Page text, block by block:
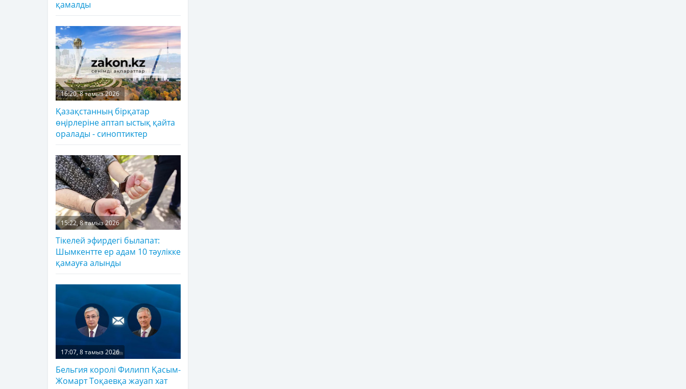
қамалды
16:20, 8 тамыз 2026
Қазақстанның бірқатар
өңірлеріне аптап ыстық қайта
оралады - синоптиктер
15:22, 8 тамыз 2026
Тікелей эфирдегі былапат:
Шымкентте ер адам 10 тәулікке
қамауға алынды
17:07, 8 тамыз 2026
Бельгия королі Филипп Қасым-
Жомарт Тоқаевқа жауап хат